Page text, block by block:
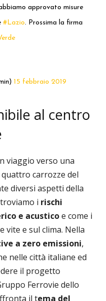
approvato misure
#Lazio. Prossima la firma
15 febbraio 2019
al centro
viaggio verso una
carrozze del
diversi aspetti della
i rischi
e acusticoe come i
e sul clima. Nella
a zero emissioni,
nelle città italiane ed
il progetto
Ferrovie dello
il tema del